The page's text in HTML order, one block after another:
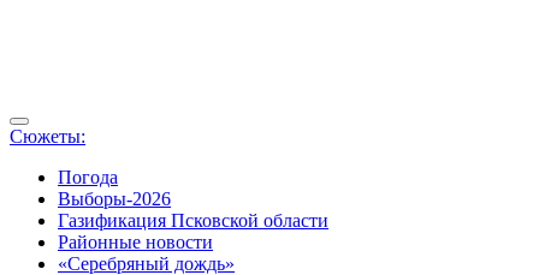
Сюжеты:
Погода
Выборы-2026
Газификация Псковской области
Районные новости
«Серебряный дождь»